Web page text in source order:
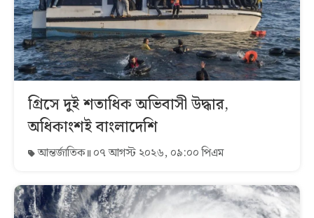
গ্রিসে দুই শতাধিক অভিবাসী উদ্ধার,
অধিকাংশই বাংলাদেশি
আন্তর্জাতিক ০৭ আগস্ট ২০২৬, ০৯:০০ পিএম